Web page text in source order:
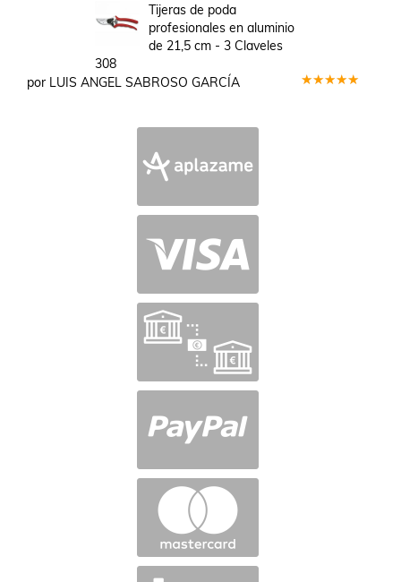
Tijeras de poda
profesionales en aluminio
de 21,5 cm - 3 Claveles
308
por LUIS ANGEL SABROSO GARCÍA